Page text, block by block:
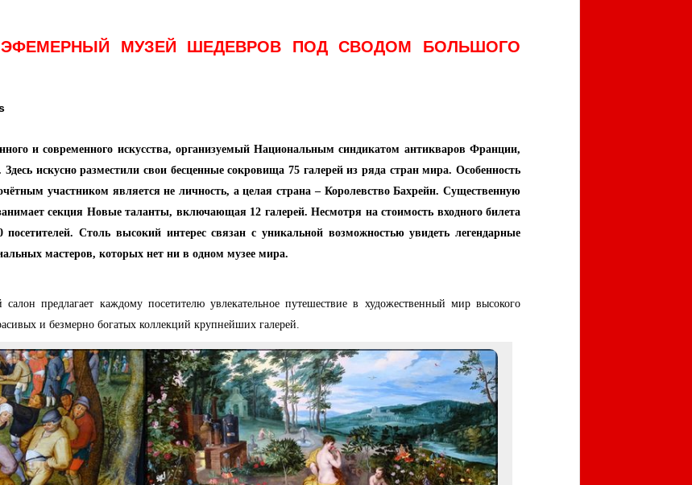
МУЗЕЙ ШЕДЕВРОВ ПОД СВОДОМ БОЛЬШОГО
и современного искусства, организуемый Национальным синдикатом антикваров Франции,
искусно разместили свои бесценные сокровища 75 галерей из ряда стран мира. Особенность
участником является не личность, а целая страна – Королевство Бахрейн. Существенную
секция Новые таланты, включающая 12 галерей. Несмотря на стоимость входного билета
Столь высокий интерес связан с уникальной возможностью увидеть легендарные
мастеров, которых нет ни в одном музее мира.
предлагает каждому посетителю увлекательное путешествие в художественный мир высокого
и безмерно богатых коллекций крупнейших галерей.